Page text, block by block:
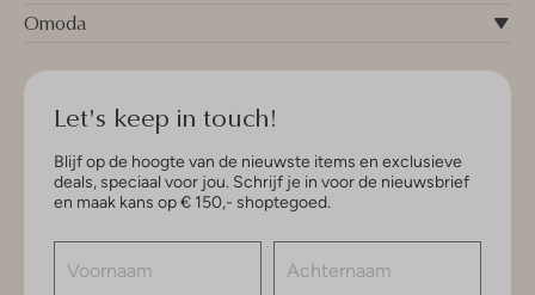
Omoda
Let's keep in touch!
Blijf op de hoogte van de nieuwste items en exclusieve
deals, speciaal voor jou. Schrijf je in voor de nieuwsbrief
en maak kans op € 150,- shoptegoed.